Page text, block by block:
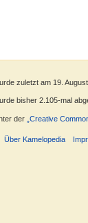
zuletzt am 19.
bisher 2.105-mal
der „Creative
Über Kamelopedia